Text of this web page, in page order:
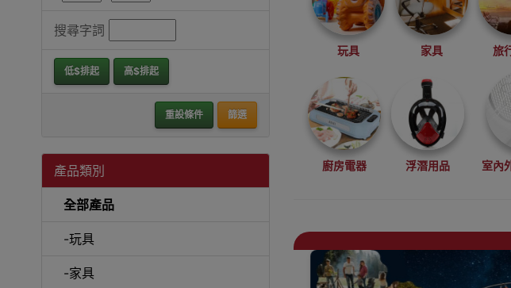
搜尋字詞
低$排起 高$排起
重設條件 篩選
產品類別
全部產品
-玩具
-家具
玩具 家具 旅
廚房電器 浮潛用品 室內
抽真空機 搬運工具